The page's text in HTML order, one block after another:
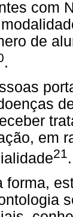
com
de
.
em
21.
forma,